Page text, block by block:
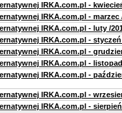
IRKA.com.pl -
IRKA.com.pl - marzec
IRKA.com.pl - luty /
IRKA.com.pl - styczeń
IRKA.com.pl -
IRKA.com.pl - listopad
IRKA.com.pl -
IRKA.com.pl -
IRKA.com.pl - sierpień